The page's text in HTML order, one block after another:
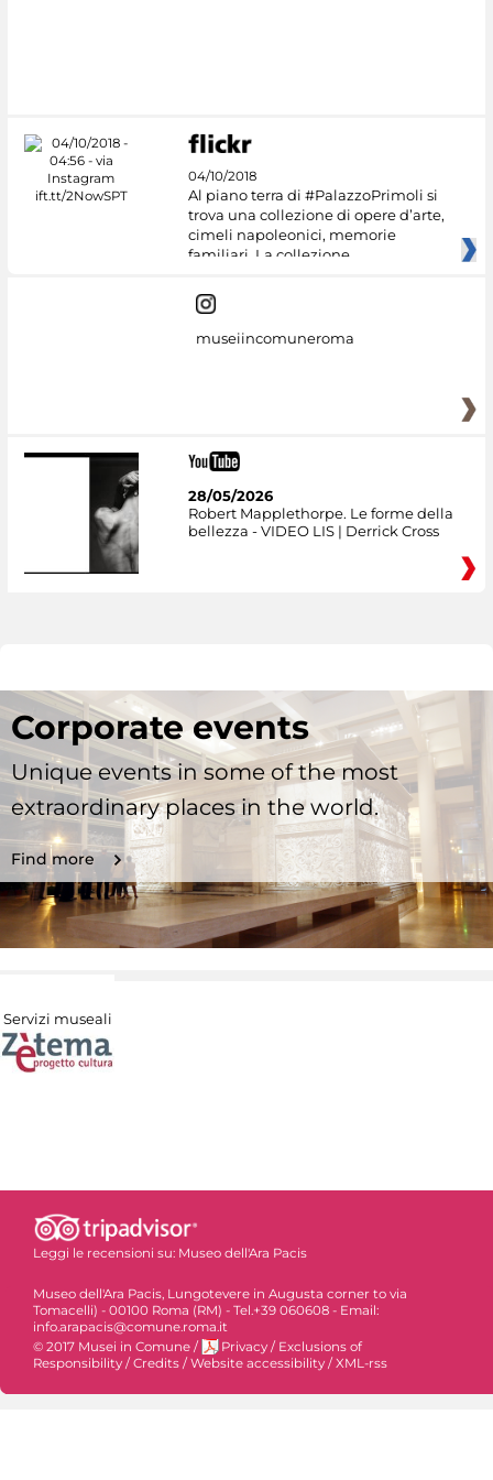
04/10/2018
Al piano terra di #PalazzoPrimoli si
trova una collezione di opere d’arte,
cimeli napoleonici, memorie
familiari. La collezione
museiincomuneroma
28/05/2026
Robert Mapplethorpe. Le forme della
bellezza - VIDEO LIS | Derrick Cross
Corporate events
Unique events in some of the most
extraordinary places in the world.
Find more
Servizi museali
Leggi le recensioni su: Museo dell'Ara Pacis
Museo dell'Ara Pacis, Lungotevere in Augusta corner to via
Tomacelli) - 00100 Roma (RM) - Tel.+39 060608 - Email:
info.arapacis@comune.roma.it
© 2017 Musei in Comune / Privacy / Exclusions of
Responsibility /Credits /Website accessibility /XML-rss